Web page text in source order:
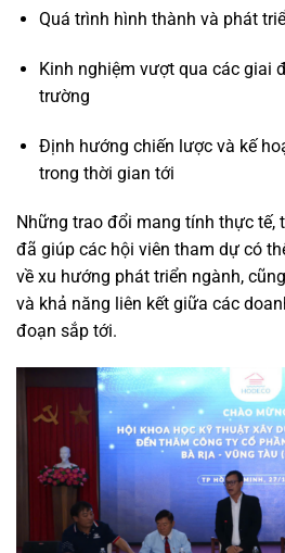
Quá trình hình thành và phát
Kinh nghiệm vượt qua các giai
trường
Định hướng chiến lược và kế
trong thời gian tới
Những trao đổi mang tính thực tế,
đã giúp các hội viên tham dự có
về xu hướng phát triển ngành,
và khả năng liên kết giữa các
đoạn sắp tới.